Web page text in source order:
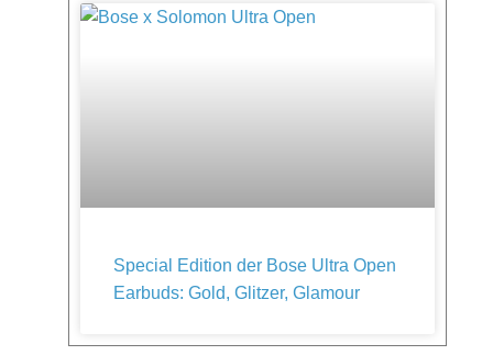
Special Edition der Bose Ultra Open
Earbuds: Gold, Glitzer, Glamour